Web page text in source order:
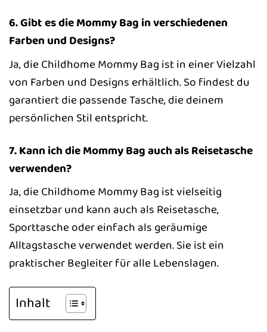
6. Gibt es die Mommy Bag in verschiedenen
Farben und Designs?
Ja, die Childhome Mommy Bag ist in einer Vielzahl
von Farben und Designs erhältlich. So findest du
garantiert die passende Tasche, die deinem
persönlichen Stil entspricht.
7. Kann ich die Mommy Bag auch als Reisetasche
verwenden?
Ja, die Childhome Mommy Bag ist vielseitig
einsetzbar und kann auch als Reisetasche,
Sporttasche oder einfach als geräumige
Alltagstasche verwendet werden. Sie ist ein
praktischer Begleiter für alle Lebenslagen.
Inhalt